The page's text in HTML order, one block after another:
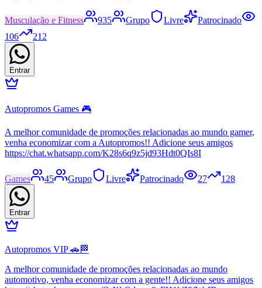
Musculação e Fitness 935 Grupo Livre
Patrocinado
106
212
Entrar
Autopromos Games 🎮
A melhor comunidade de promoções relacionadas ao mundo gamer,
venha economizar com a Autopromos!! Adicione seus amigos
https://chat.whatsapp.com/K28s6q9z5jd93Hdt0QIs8I
Games 45 Grupo Livre Patrocinado 27 128
Entrar
Autopromos VIP 🚗🏁
A melhor comunidade de promoções relacionadas ao mundo
automotivo, venha economizar com a gente!! Adicione seus amigos